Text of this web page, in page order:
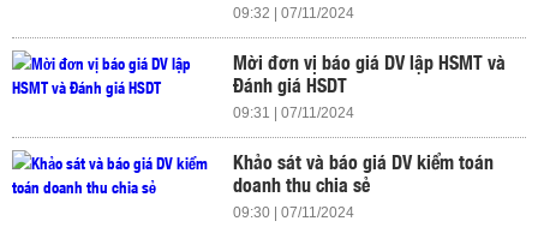
09:32 | 07/11/2024
Mời đơn vị báo giá DV lập HSMT và
Đánh giá HSDT
09:31 | 07/11/2024
Khảo sát và báo giá DV kiểm toán
doanh thu chia sẻ
09:30 | 07/11/2024